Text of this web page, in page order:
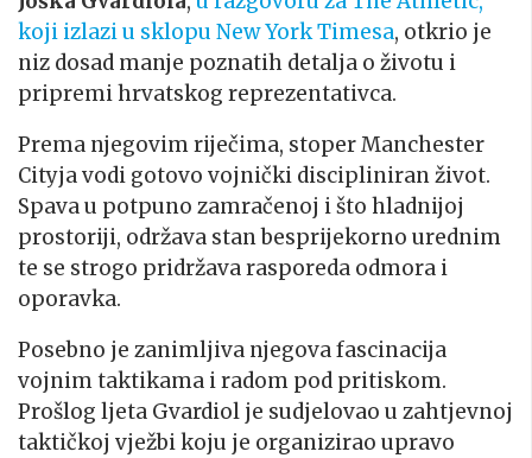
koji izlazi u sklopu New York Timesa, otkrio je
niz dosad manje poznatih detalja o životu i
pripremi hrvatskog reprezentativca.
Prema njegovim riječima, stoper Manchester
Cityja vodi gotovo vojnički discipliniran život.
Spava u potpuno zamračenoj i što hladnijoj
prostoriji, održava stan besprijekorno urednim
te se strogo pridržava rasporeda odmora i
oporavka.
Posebno je zanimljiva njegova fascinacija
vojnim taktikama i radom pod pritiskom.
Prošlog ljeta Gvardiol je sudjelovao u zahtjevnoj
taktičkoj vježbi koju je organizirao upravo